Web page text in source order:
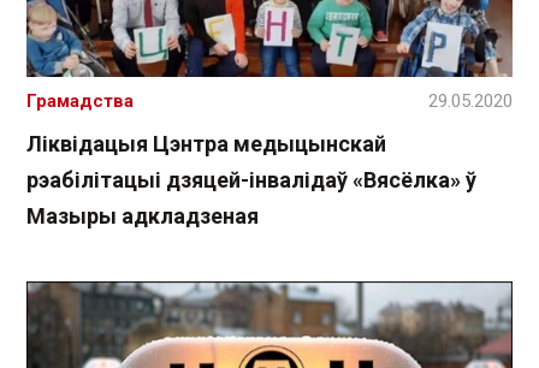
Ліквідацыя Цэнтра медыцынскай
рэабілітацыі дзяцей-інвалідаў «Вясёлка» ў
Мазыры адкладзеная
Грамадства 29.05.2020